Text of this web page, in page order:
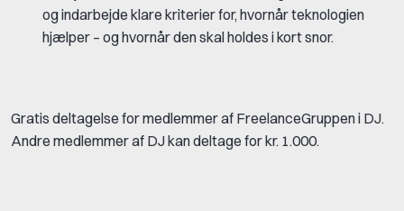
og indarbejde klare kriterier for, hvornår teknologien
hjælper – og hvornår den skal holdes i kort snor.
Gratis deltagelse for medlemmer af FreelanceGruppen i DJ.
Andre medlemmer af DJ kan deltage for kr. 1.000.